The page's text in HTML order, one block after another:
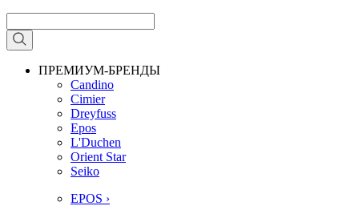
ПРЕМИУМ-БРЕНДЫ
Candino
Cimier
Dreyfuss
Epos
L'Duchen
Orient Star
Seiko
EPOS ›